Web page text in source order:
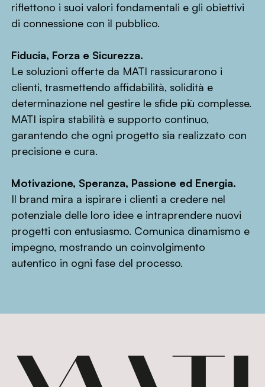
riflettono i suoi valori fondamentali e gli obiettivi
di connessione con il pubblico.
Fiducia, Forza e Sicurezza.
Le soluzioni offerte da MATI rassicurarono i
clienti, trasmettendo affidabilità, solidità e
determinazione nel gestire le sfide più complesse.
MATI ispira stabilità e supporto continuo,
garantendo che ogni progetto sia realizzato con
precisione e cura.
Motivazione, Speranza, Passione ed Energia.
Il brand mira a ispirare i clienti a credere nel
potenziale delle loro idee e intraprendere nuovi
progetti con entusiasmo. Comunica dinamismo e
impegno, mostrando un coinvolgimento
autentico in ogni fase del processo.